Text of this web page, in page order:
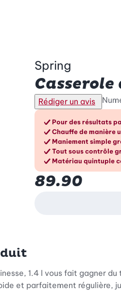
Spring
Casserole
Rédiger un avis
Les
Pour des résultats
Chauffe de manière
Maniement simple
Tout sous contrôle
Matériau quintuple
89.90
1.4 l vous fait gagner
et parfaitement régulière,